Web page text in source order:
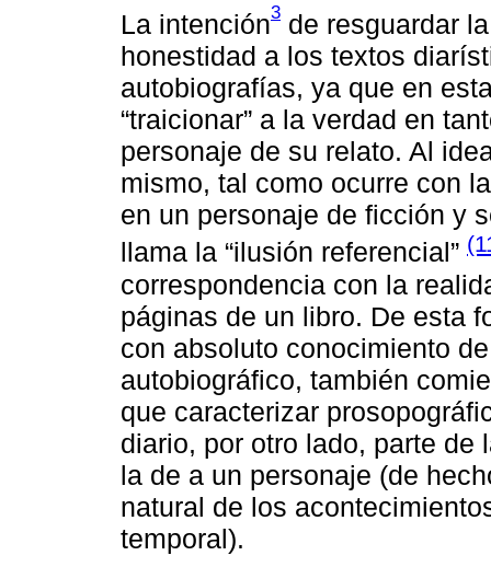
La intención3 de resguardar
honestidad a los textos
autobiografías, ya que en
“traicionar” a la verdad en
personaje de su relato. Al
mismo, tal como ocurre con
en un personaje de ficción y
llama la “ilusión referencial”
correspondencia con la
páginas de un libro. De esta
con absoluto conocimiento
autobiográfico, también
que caracterizar
diario, por otro lado, parte de
la de a un personaje (de
natural de los
temporal).